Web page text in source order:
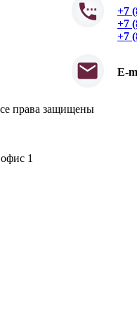
+7
+7
+7
E-
права защищены
1